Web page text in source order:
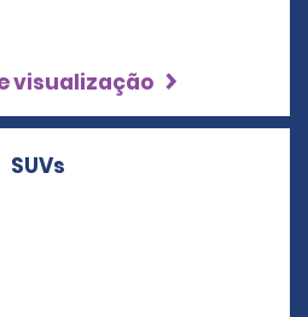
visualização
SUVs